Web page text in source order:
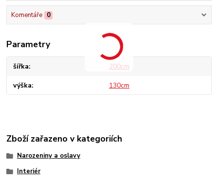
Komentáře 0
Parametry
šířka 200cm
výška 130cm
Zboží zařazeno v kategoriích
Narozeniny a oslavy
Interiér